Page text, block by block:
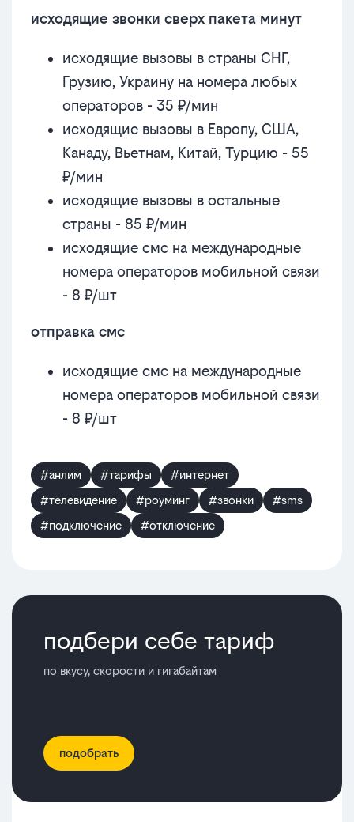
исходящие звонки сверх пакета минут
исходящие вызовы в страны СНГ,
Грузию, Украину на номера любых
операторов - 35 ₽/мин
исходящие вызовы в Европу, США,
Канаду, Вьетнам, Китай, Турцию - 55
₽/мин
исходящие вызовы в остальные
страны - 85 ₽/мин
исходящие смс на международные
номера операторов мобильной связи
- 8 ₽/шт
отправка смс
исходящие смс на международные
номера операторов мобильной связи
- 8 ₽/шт
#анлим #тарифы
#интернет
#телевидение
#роуминг #звонки
#sms
#подключение
#отключение
подбери себе тариф
по вкусу, скорости и гигабайтам
подобрать